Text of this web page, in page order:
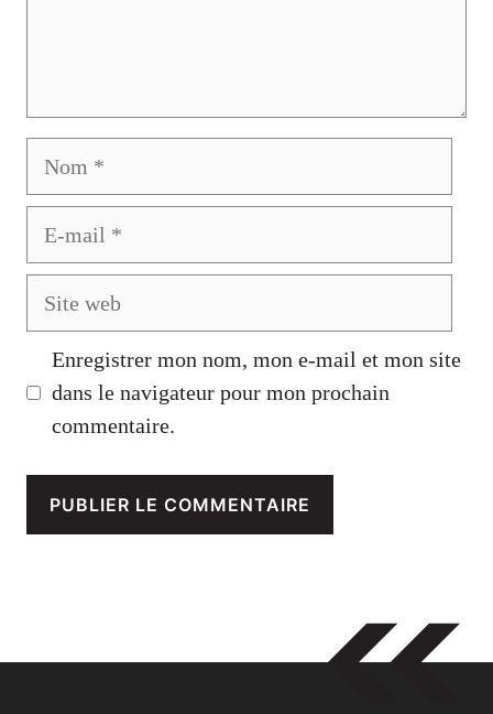
Enregistrer mon nom, mon e-mail et mon site
dans le navigateur pour mon prochain
commentaire.